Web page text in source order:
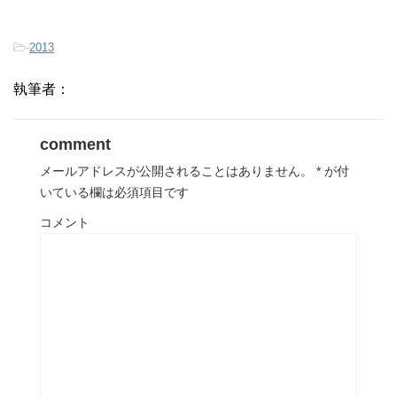
-2013
執筆者：
comment
メールアドレスが公開されることはありません。 * が付
いている欄は必須項目です
コメント